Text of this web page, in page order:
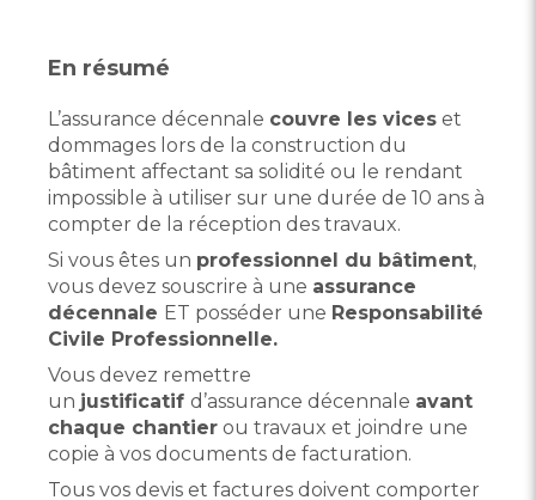
En résumé
L’assurance décennale couvre les vices et
dommages lors de la construction du
bâtiment affectant sa solidité ou le rendant
impossible à utiliser sur une durée de 10 ans à
compter de la réception des travaux.
Si vous êtes un professionnel du bâtiment,
vous devez souscrire à une assurance
décennale ET posséder une Responsabilité
Civile Professionnelle.
Vous devez remettre
un justificatif d’assurance décennale avant
chaque chantier ou travaux et joindre une
copie à vos documents de facturation.
Tous vos devis et factures doivent comporter